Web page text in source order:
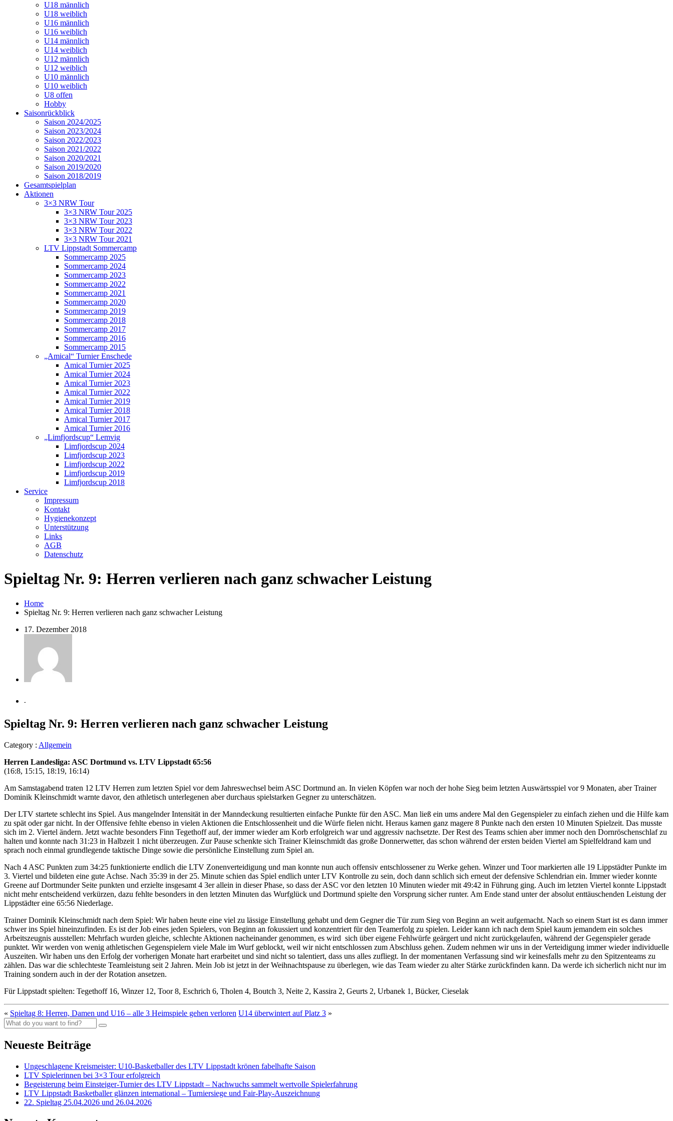
U18 männlich
U18 weiblich
U16 männlich
U16 weiblich
U14 männlich
U14 weiblich
U12 männlich
U12 weiblich
U10 männlich
U10 weiblich
U8 offen
Hobby
Saisonrückblick
Saison 2024/2025
Saison 2023/2024
Saison 2022/2023
Saison 2021/2022
Saison 2020/2021
Saison 2019/2020
Saison 2018/2019
Gesamtspielplan
Aktionen
3×3 NRW Tour
3×3 NRW Tour 2025
3×3 NRW Tour 2023
3×3 NRW Tour 2022
3×3 NRW Tour 2021
LTV Lippstadt Sommercamp
Sommercamp 2025
Sommercamp 2024
Sommercamp 2023
Sommercamp 2022
Sommercamp 2021
Sommercamp 2020
Sommercamp 2019
Sommercamp 2018
Sommercamp 2017
Sommercamp 2016
Sommercamp 2015
„Amical“ Turnier Enschede
Amical Turnier 2025
Amical Turnier 2024
Amical Turnier 2023
Amical Turnier 2022
Amical Turnier 2019
Amical Turnier 2018
Amical Turnier 2017
Amical Turnier 2016
„Limfjordscup“ Lemvig
Limfjordscup 2024
Limfjordscup 2023
Limfjordscup 2022
Limfjordscup 2019
Limfjordscup 2018
Service
Impressum
Kontakt
Hygienekonzept
Unterstützung
Links
AGB
Datenschutz
Spieltag Nr. 9: Herren verlieren nach ganz schwacher Leistung
Home
Spieltag Nr. 9: Herren verlieren nach ganz schwacher Leistung
17. Dezember 2018
-
Spieltag Nr. 9: Herren verlieren nach ganz schwacher Leistung
Category : Allgemein
Herren Landesliga: ASC Dortmund vs. LTV Lippstadt 65:56
(16:8, 15:15, 18:19, 16:14)
Am Samstagabend traten 12 LTV Herren zum letzten Spiel vor dem Jahreswechsel beim ASC Dortmund an. In vielen Köpfen war noch der hohe Sieg beim letzten Auswärtsspiel vor 9 Monaten, aber Trainer
Dominik Kleinschmidt warnte davor, den athletisch unterlegenen aber durchaus spielstarken Gegner zu unterschätzen.
Der LTV startete schlecht ins Spiel. Aus mangelnder Intensität in der Manndeckung resultierten einfache Punkte für den ASC. Man ließ ein ums andere Mal den Gegenspieler zu einfach ziehen und die Hilfe kam
zu spät oder gar nicht. In der Offensive fehlte ebenso in vielen Aktionen die Entschlossenheit und die Würfe fielen nicht. Heraus kamen ganz magere 8 Punkte nach den ersten 10 Minuten Spielzeit. Das musste
sich im 2. Viertel ändern. Jetzt wachte besonders Finn Tegethoff auf, der immer wieder am Korb erfolgreich war und aggressiv nachsetzte. Der Rest des Teams schien aber immer noch den Dornröschenschlaf zu
halten und konnte nach 31:23 in Halbzeit 1 nicht überzeugen. Zur Pause schenkte sich Trainer Kleinschmidt das große Donnerwetter, das schon während der ersten beiden Viertel am Spielfeldrand kam und
sprach noch einmal grundlegende taktische Dinge sowie die persönliche Einstellung zum Spiel an.
Nach 4 ASC Punkten zum 34:25 funktionierte endlich die LTV Zonenverteidigung und man konnte nun auch offensiv entschlossener zu Werke gehen. Winzer und Toor markierten alle 19 Lippstädter Punkte im
3. Viertel und bildeten eine gute Achse. Nach 35:39 in der 25. Minute schien das Spiel endlich unter LTV Kontrolle zu sein, doch dann schlich sich erneut der defensive Schlendrian ein. Immer wieder konnte
Greene auf Dortmunder Seite punkten und erzielte insgesamt 4 3er allein in dieser Phase, so dass der ASC vor den letzten 10 Minuten wieder mit 49:42 in Führung ging. Auch im letzten Viertel konnte Lippstadt
nicht mehr entscheidend verkürzen, dazu fehlte besonders in den letzten Minuten das Wurfglück und Dortmund spielte den Vorsprung sicher runter. Am Ende stand unter der absolut enttäuschenden Leistung der
Lippstädter eine 65:56 Niederlage.
Trainer Dominik Kleinschmidt nach dem Spiel: Wir haben heute eine viel zu lässige Einstellung gehabt und dem Gegner die Tür zum Sieg von Beginn an weit aufgemacht. Nach so einem Start ist es dann immer
schwer ins Spiel hineinzufinden. Es ist der Job eines jeden Spielers, von Beginn an fokussiert und konzentriert für den Teamerfolg zu spielen. Leider kann ich nach dem Spiel kaum jemandem ein solches
Arbeitszeugnis ausstellen: Mehrfach wurden gleiche, schlechte Aktionen nacheinander genommen, es wird sich über eigene Fehlwürfe geärgert und nicht zurückgelaufen, während der Gegenspieler gerade
punktet. Wir werden von wenig athletischen Gegenspielern viele Male im Wurf geblockt, weil wir nicht entschlossen zum Abschluss gehen. Zudem nehmen wir uns in der Verteidigung immer wieder individuelle
Auszeiten. Wir haben uns den Erfolg der vorherigen Monate hart erarbeitet und sind nicht so talentiert, dass uns alles zufliegt. In der momentanen Verfassung sind wir keinesfalls mehr zu den Spitzenteams zu
zählen. Das war die schlechteste Teamleistung seit 2 Jahren. Mein Job ist jetzt in der Weihnachtspause zu überlegen, wie das Team wieder zu alter Stärke zurückfinden kann. Da werde ich sicherlich nicht nur im
Training sondern auch in der der Rotation ansetzen.
Für Lippstadt spielten: Tegethoff 16, Winzer 12, Toor 8, Eschrich 6, Tholen 4, Boutch 3, Neite 2, Kassira 2, Geurts 2, Urbanek 1, Bücker, Cieselak
« Spieltag 8: Herren, Damen und U16 – alle 3 Heimspiele gehen verloren U14 überwintert auf Platz 3 »
Neueste Beiträge
Ungeschlagene Kreismeister: U10-Basketballer des LTV Lippstadt krönen fabelhafte Saison
LTV Spielerinnen bei 3×3 Tour erfolgreich
Begeisterung beim Einsteiger-Turnier des LTV Lippstadt – Nachwuchs sammelt wertvolle Spielerfahrung
LTV Lippstadt Basketballer glänzen international – Turniersiege und Fair-Play-Auszeichnung
22. Spieltag 25.04.2026 und 26.04.2026